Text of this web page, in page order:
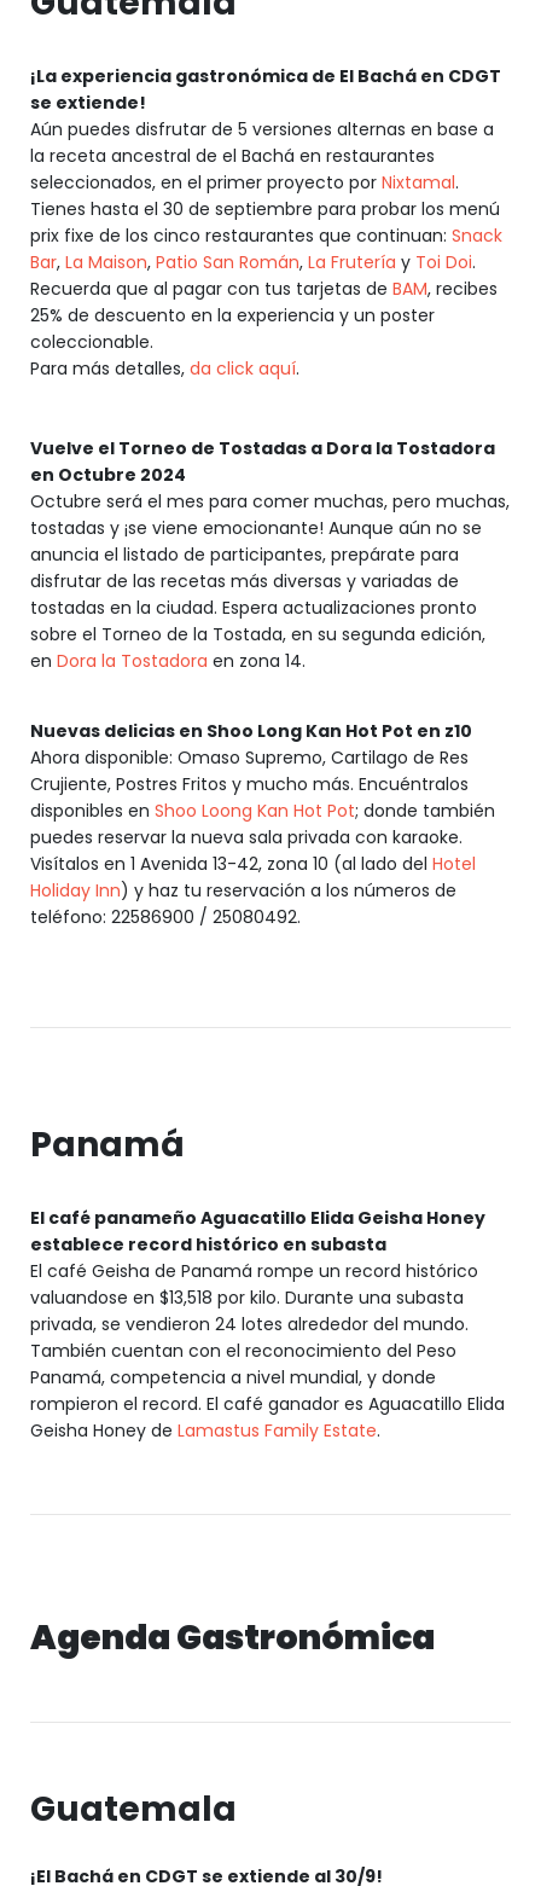
¡La experiencia gastronómica de El Bachá en CDGT
se extiende!
Aún puedes disfrutar de 5 versiones alternas en base a
la receta ancestral de el Bachá en restaurantes
seleccionados, en el primer proyecto por Nixtamal.
Tienes hasta el 30 de septiembre para probar los menú
prix fixe de los cinco restaurantes que continuan: Snack
Bar, La Maison, Patio San Román, La Frutería y Toi Doi.
Recuerda que al pagar con tus tarjetas de BAM, recibes
25% de descuento en la experiencia y un poster
coleccionable.
Para más detalles, da click aquí.
Vuelve el Torneo de Tostadas a Dora la Tostadora
en Octubre 2024
Octubre será el mes para comer muchas, pero muchas,
tostadas y ¡se viene emocionante! Aunque aún no se
anuncia el listado de participantes, prepárate para
disfrutar de las recetas más diversas y variadas de
tostadas en la ciudad. Espera actualizaciones pronto
sobre el Torneo de la Tostada, en su segunda edición,
en Dora la Tostadora en zona 14.
Nuevas delicias en Shoo Long Kan Hot Pot en z10
Ahora disponible: Omaso Supremo, Cartilago de Res
Crujiente, Postres Fritos y mucho más. Encuéntralos
disponibles en Shoo Loong Kan Hot Pot; donde también
puedes reservar la nueva sala privada con karaoke.
Visítalos en 1 Avenida 13-42, zona 10 (al lado del Hotel
Holiday Inn) y haz tu reservación a los números de
teléfono: 22586900 / 25080492.
Panamá
El café panameño Aguacatillo Elida Geisha Honey
establece record histórico en subasta
El café Geisha de Panamá rompe un record histórico
valuandose en $13,518 por kilo. Durante una subasta
privada, se vendieron 24 lotes alrededor del mundo.
También cuentan con el reconocimiento del Peso
Panamá, competencia a nivel mundial, y donde
rompieron el record. El café ganador es Aguacatillo Elida
Geisha Honey de Lamastus Family Estate.
Agenda Gastronómica
Guatemala
¡El Bachá en CDGT se extiende al 30/9!